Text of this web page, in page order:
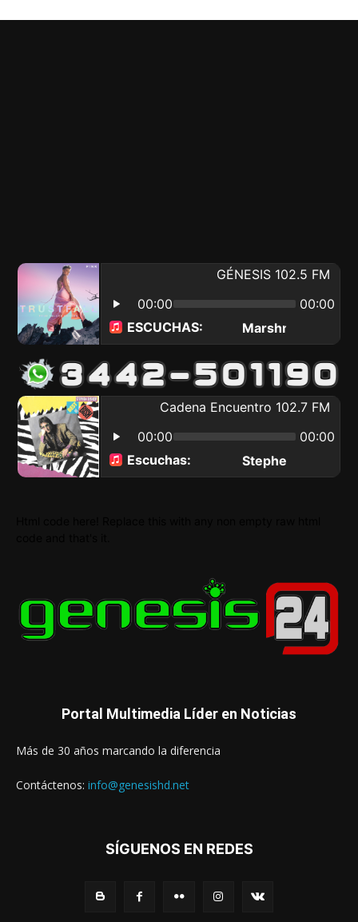
Portal Multimedia Líder en Noticias
Más de 30 años marcando la diferencia
Contáctenos: info@genesishd.net
SÍGUENOS EN REDES